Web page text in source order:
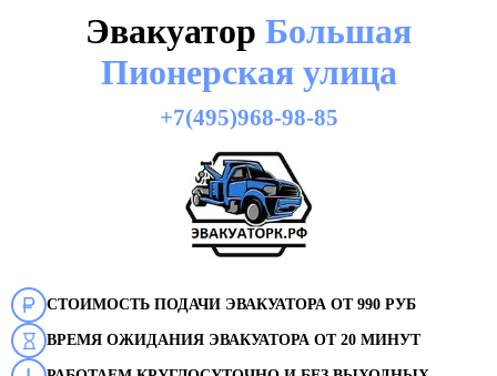
Эвакуатор Большая
Пионерская улица
+7(495)968-98-85
СТОИМОСТЬ ПОДАЧИ ЭВАКУАТОРА ОТ 990 РУБ
ВРЕМЯ ОЖИДАНИЯ ЭВАКУАТОРА ОТ 20 МИНУТ